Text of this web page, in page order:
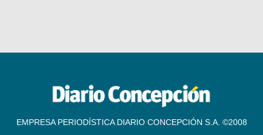
EMPRESA PERIODÍSTICA DIARIO CONCEPCIÓN S.A. ©2008